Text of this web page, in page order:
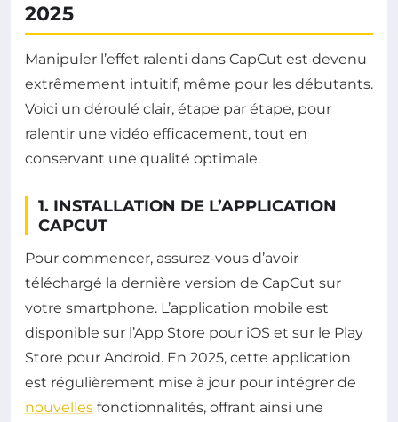
2025
Manipuler l’effet ralenti dans CapCut est devenu
extrêmement intuitif, même pour les débutants.
Voici un déroulé clair, étape par étape, pour
ralentir une vidéo efficacement, tout en
conservant une qualité optimale.
1. INSTALLATION DE L’APPLICATION
CAPCUT
Pour commencer, assurez-vous d’avoir
téléchargé la dernière version de CapCut sur
votre smartphone. L’application mobile est
disponible sur l’App Store pour iOS et sur le Play
Store pour Android. En 2025, cette application
est régulièrement mise à jour pour intégrer de
nouvelles fonctionnalités, offrant ainsi une